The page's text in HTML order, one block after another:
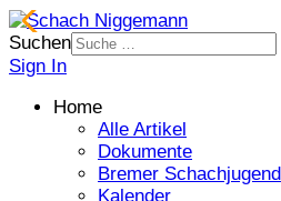
Suchen
Sign In
Home
Alle Artikel
Dokumente
Bremer Schachjugend
Kalender